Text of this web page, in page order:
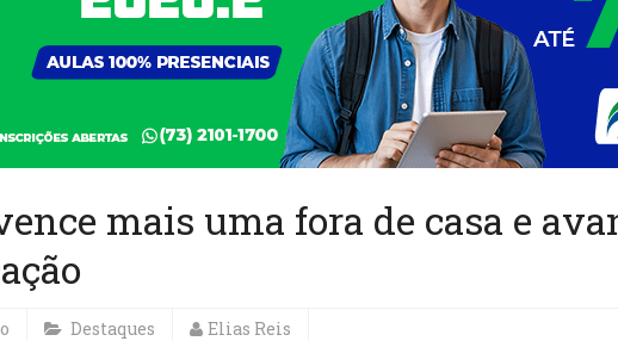
mais uma fora de casa e
Destaques Elias Reis